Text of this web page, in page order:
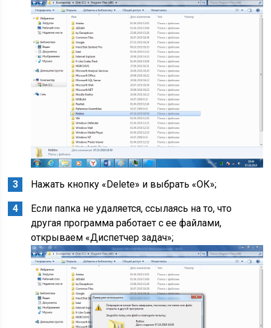
Нажать кнопку «Delete» и выбрать «ОК»;
Если папка не удаляется, ссылаясь на то, что
другая программа работает с ее файлами,
открываем «Диспетчер задач»;